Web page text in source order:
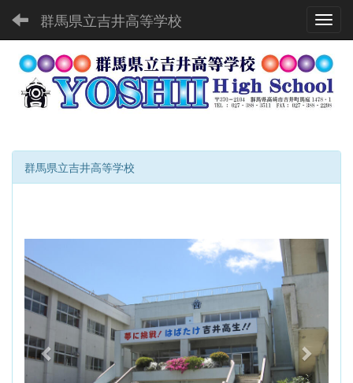
群馬県立吉井高等学校
群馬県立吉井高等学校
v
i
o
u
s
t